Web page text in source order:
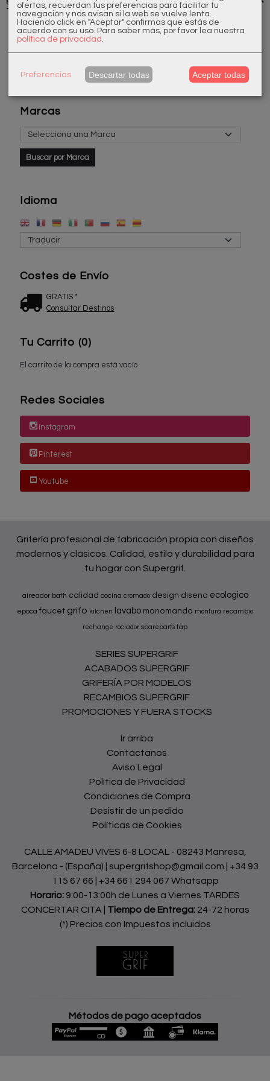
Marcas
Idioma
Costes de Envío
GRATIS *
Consultar Destinos
Tu Carrito (0)
El carrito de la compra está vacío
Redes Sociales
Instagram
Pinterest
Youtube
Tempo
108,90 €
210,00 €
Época ...
Grifería profesional de fabricación propia con diseños
modernos y clásicos. Calidad, estilo y durabilidad para
tu hogar con Supergrif.
aireador bath calidad cocina cromado design diseno ecologico
epoca faucet grifo kitchen lavabo monomando montura recambio
rechange rociador spareparts tap
SERIES SUPERGRIF
ACABADOS SUPERGRIF
GRIFERÍA POR MODELOS
RECAMBIOS SUPERGRIF
PROMOCIONES Y FUERA STOCKS
Ir arriba
Contáctanos
Aviso Legal
Política de Privacidad
Condiciones de Compra
Desistir de un pedido
Políticas de Cookies
CALLE AMADEU VIVES 6-8 LOCAL - 08243 Manresa,
Barcelona - (España) | supergrifshop@gmail.com | +34 93
115 67 66 | +34 661 294 067 Whatsapp
Horario: 9:00-13:00h de Lunes a Viernes TARDES
CONCERTAR CITA | Tiempo de Entrega: 24-72 horas
(*) Precios con Impuestos incluidos
Métodos de pago aceptados
ofertas, recuerdan tus preferencias para facilitar tu
navegación y nos avisan si la web se vuelve lenta.
Haciendo click en "Aceptar" confirmas que estás de
acuerdo con su uso. Para saber más, por favor lea nuestra
política de privacidad .
Preferencias Descartar todas Aceptar todas